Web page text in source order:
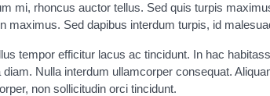
mi, rhoncus auctor tellus. Sed quis turpis
maximus. Sed dapibus interdum turpis, id
tempor efficitur lacus ac tincidunt. In hac
diam. Nulla interdum ullamcorper consequat.
non sollicitudin orci tincidunt.